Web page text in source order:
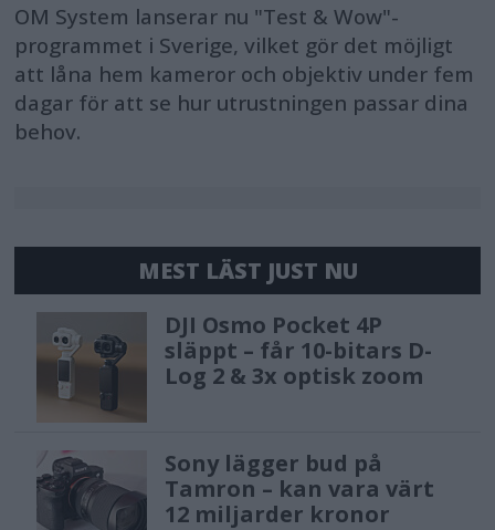
OM System lanserar nu "Test & Wow"-
programmet i Sverige, vilket gör det möjligt
att låna hem kameror och objektiv under fem
dagar för att se hur utrustningen passar dina
behov.
MEST LÄST JUST NU
DJI Osmo Pocket 4P
släppt – får 10-bitars D-
Log 2 & 3x optisk zoom
Sony lägger bud på
Tamron – kan vara värt
12 miljarder kronor